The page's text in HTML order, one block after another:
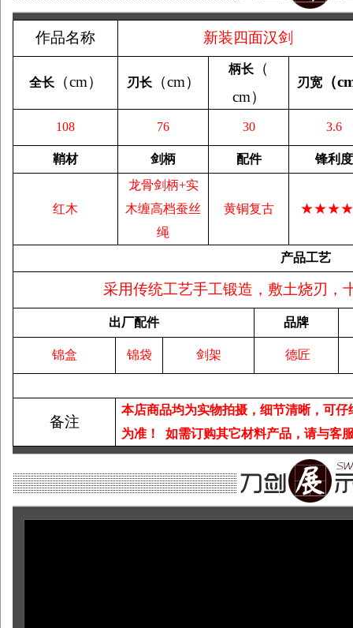
作品名称 新装四面汉剑
全长（cm） 刃长（cm）
柄长
（
cm）
刃宽（
108 76 30 3.6
鞘材 剑柄 配件 锋利度
红木
龙骨剑柄+实
木缠高档蚕丝
绳
黄铜复古
产品工艺
采用传统工艺手工锻造，敷土烧刃，
出厂配件 品牌
锦盒 锦袋 剑架 德匠
备注
本店商品均为实物拍摄，细节清晰，可
为准！
如需订购其它材料产品，请与客